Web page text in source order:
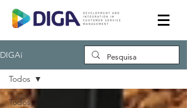
DIGAí
Todos
Todos